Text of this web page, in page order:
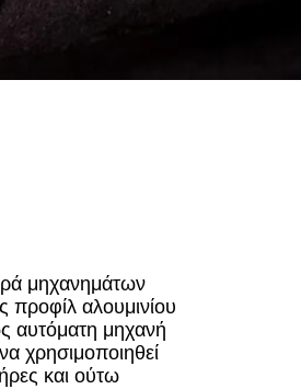
μηχανημάτων
προφίλ αλουμινίου
αυτόματη μηχανή
χρησιμοποιηθεί
και ούτω